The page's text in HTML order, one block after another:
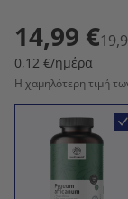
14,99 €
0,12 €/ημέρα
Η χαμηλότερη τιμή